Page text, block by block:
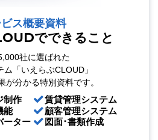
ス概要資料
でできること
社に選ばれた
「いえらぶCLOUD」
が分かる特別資料です。
制作
能
ーター
賃貸管理システム
顧客管理システム
図面･書類作成